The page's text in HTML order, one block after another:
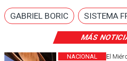
MÁS
El
NACIONAL
GABRIEL BORIC SISTEMA